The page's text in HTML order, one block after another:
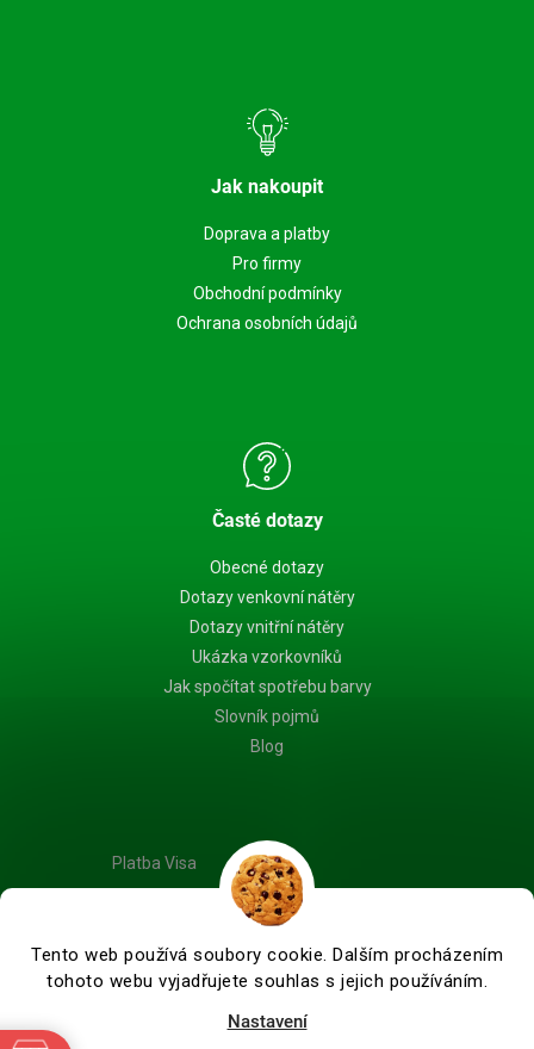
Tento web používá soubory cookie. Dalším procházením
tohoto webu vyjadřujete souhlas s jejich používáním.
Nastavení
Jak nakoupit
Doprava a platby
Pro firmy
Obchodní podmínky
Ochrana osobních údajů
Časté dotazy
Obecné dotazy
Dotazy venkovní nátěry
Dotazy vnitřní nátěry
Ukázka vzorkovníků
Jak spočítat spotřebu barvy
Slovník pojmů
Blog
Platba Visa